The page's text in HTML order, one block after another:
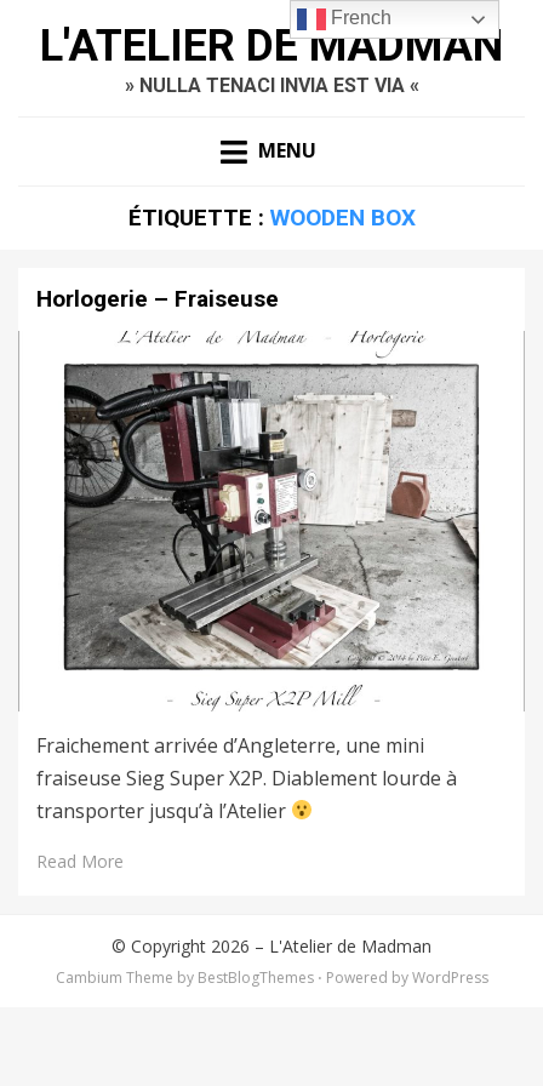
L'ATELIER DE MADMAN
» NULLA TENACI INVIA EST VIA «
MENU
ÉTIQUETTE : WOODEN BOX
Horlogerie – Fraiseuse
Fraichement arrivée d’Angleterre, une mini
fraiseuse Sieg Super X2P. Diablement lourde à
transporter jusqu’à l’Atelier
Read More
© Copyright 2026 – L'Atelier de Madman
Cambium Theme by BestBlogThemes ⋅ Powered byWordPress
French